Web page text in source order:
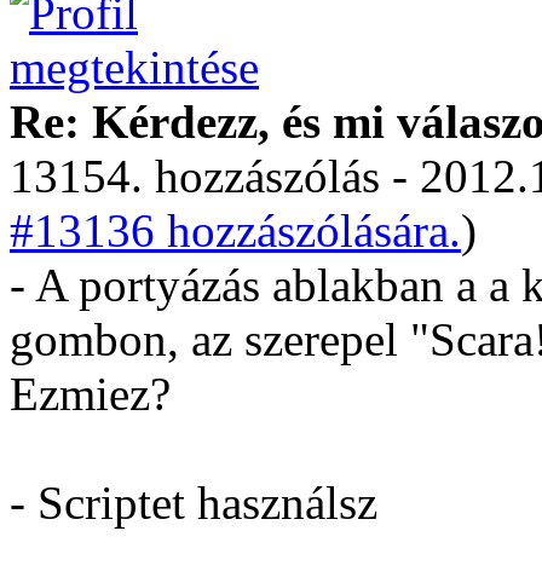
Re: Kérdezz, és mi
13154. hozzászólás -
#13136 hozzászólására.)
- A portyázás ablakban a a
gombon, az szerepel
Ezmiez?
- Scriptet használsz